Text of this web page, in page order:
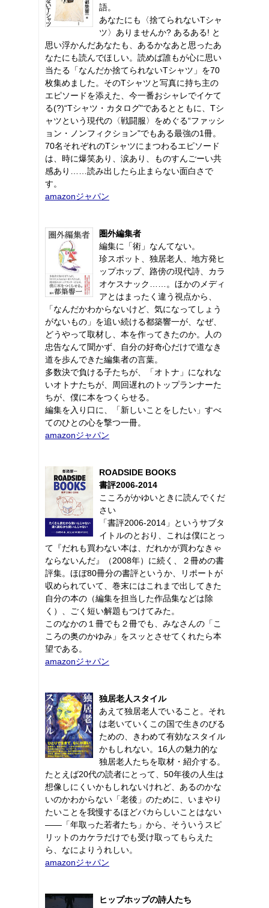
語。
あなたにも〈捨てられないTシャ
ツ〉ありませんか? あるある! と
思い浮かんだあなたも、あるかなあと思ったあ
なたにも読んでほしい。読めば誰もが心に思い
当たる「なんだか捨てられないTシャツ」を70
枚集めました。そのTシャツと写真に持ち主の
エピソードを添えた、今一番おシャレでイケて
る(?)“Tシャツ・カタログ"であるとともに、Tシ
ャツという現代の〈戦闘服〉をめぐる“ファッシ
ョン・ノンフィクション"でもある最強の1冊。
70名それぞれのTシャツにまつわるエピソード
は、時に爆笑あり、涙あり、ものすんごーい共
感あり……読み出したら止まらない面白さで
す。
amazonジャパン
圏外編集者
編集に「術」なんてない。
珍スポット、独居老人、地方発ヒ
ップホップ、路傍の現代詩、カラ
オケスナック……。ほかのメディ
アとはまったく違う視点から、
「なんだかわからないけど、気になってしょう
がないもの」を追い続ける都築響一が、なぜ、
どうやって取材し、本を作ってきたのか。人の
忠告なんて聞かず、自分の好奇心だけで道なき
道を歩んできた編集者の言葉。
多数決で負ける子たちが、「オトナ」になれな
いオトナたちが、周回遅れのトップランナーた
ちが、僕に本をつくらせる。
編集を入り口に、「新しいことをしたい」すべ
てのひとの心を撃つ一冊。
amazonジャパン
ROADSIDE BOOKS
書評2006-2014
こころがかゆいときに読んでくだ
さい
「書評2006-2014」というサブタ
イトルのとおり、これは僕にとっ
て『だれも買わない本は、だれかが買わなきゃ
ならないんだ』（2008年）に続く、２冊めの書
評集。ほぼ80冊分の書評というか、リポートが
収められていて、巻末にはこれまで出してきた
自分の本の（編集を担当した作品集などは除
く）、ごく短い解題もつけてみた。
このなかの１冊でも２冊でも、みなさんの「こ
ころの奥のかゆみ」をスッとさせてくれたら本
望である。
amazonジャパン
独居老人スタイル
あえて独居老人でいること。それ
は老いていくこの国で生きのびる
ための、きわめて有効なスタイル
かもしれない。16人の魅力的な
独居老人たちを取材・紹介する。
たとえば20代の読者にとって、50年後の人生は
想像しにくいかもしれないけれど、あるのかな
いのかわからない「老後」のために、いまやり
たいことを我慢するほどバカらしいことはない
――「年取った若者たち」から、そういうスピ
リットのカケラだけでも受け取ってもらえた
ら、なによりうれしい。
amazonジャパン
ヒップホップの詩人たち